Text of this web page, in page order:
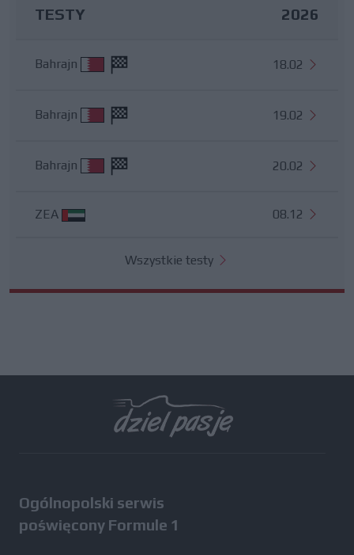
TESTY 2026
Bahrajn 18.02
Bahrajn 19.02
Bahrajn 20.02
ZEA 08.12
Wszystkie testy
Ogólnopolski serwis
poświęcony Formule 1